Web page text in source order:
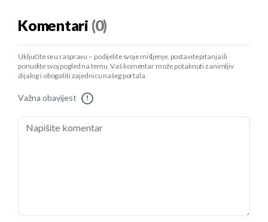
Komentari (0)
Uključite se u raspravu – podijelite svoje mišljenje, postavite pitanja ili
ponudite svoj pogled na temu. Vaš komentar može potaknuti zanimljiv
dijalog i obogatiti zajednicu našeg portala.
Važna obavijest !